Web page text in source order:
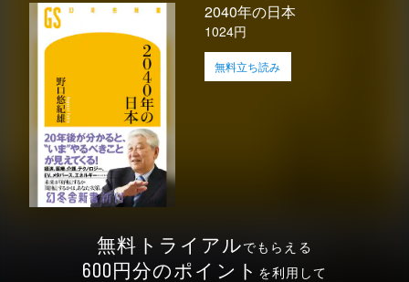
2040年の日本
1024円
無料立ち読み
無料トライアルでもらえる
600円分のポイント を利用して